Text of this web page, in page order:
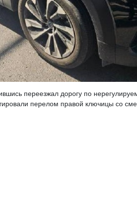
переезжал дорогу по
перелом правой ключицы со